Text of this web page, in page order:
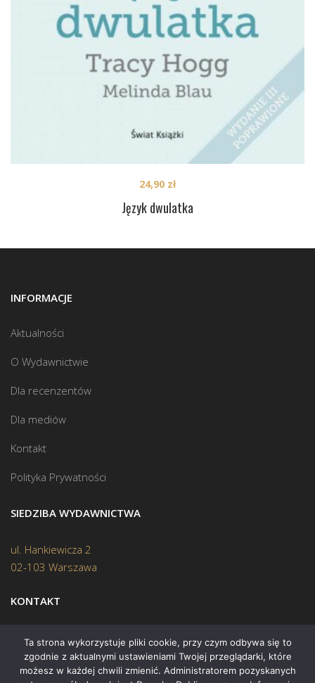
Język dwulatka
24,90 zł
INFORMACJE
Aktualności
O Wydawnictwie
Dla recenzentów
Dla mediów
Kontakt
Polityka Prywatności
SIEDZIBA WYDAWNICTWA
ul. Hankiewicza 2
02-103 Warszawa
KONTAKT
Biuro: (22) 45 70 402
Mail:biuro@swiatksiazki.pl
Ta strona wykorzystuje pliki cookie, przy czym odbywa się to
zgodnie z aktualnymi ustawieniami Twojej przeglądarki, które
możesz w każdej chwili zmienić. Administratorem pozyskanych